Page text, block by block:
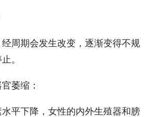
期会发生改变，逐渐变得不规
。
萎缩：
下降，女性的内外生殖器和膀